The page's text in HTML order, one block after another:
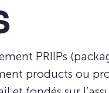
PRIIPs
products ou